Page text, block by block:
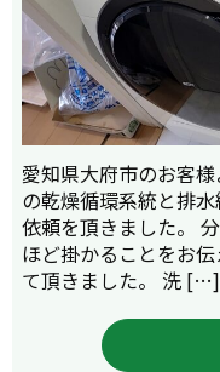
愛知県大府市のお客
の乾燥循環系統と排
依頼を頂きました。
ほど掛かることをお
て頂きました。 洗 […]